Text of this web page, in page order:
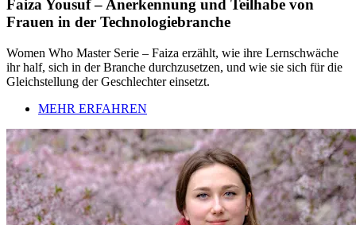
Faiza Yousuf – Anerkennung und Teilhabe von
Frauen in der Technologiebranche
Women Who Master Serie – Faiza erzählt, wie ihre Lernschwäche
ihr half, sich in der Branche durchzusetzen, und wie sie sich für die
Gleichstellung der Geschlechter einsetzt.
MEHR ERFAHREN